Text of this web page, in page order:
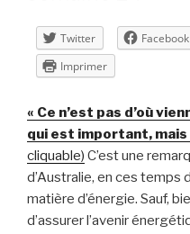
Twitter Facebook
Imprimer
« Ce n’est pas d’où
qui est important, mais
cliquable) C’est une
d’Australie, en ces temps
matière d’énergie. Sauf,
d’assurer l’avenir